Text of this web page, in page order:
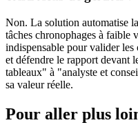
Non. La solution automatise la
tâches chronophages à faible
indispensable pour valider
et défendre le rapport devant
tableaux" à "analyste et
sa valeur réelle.
Pour aller plus